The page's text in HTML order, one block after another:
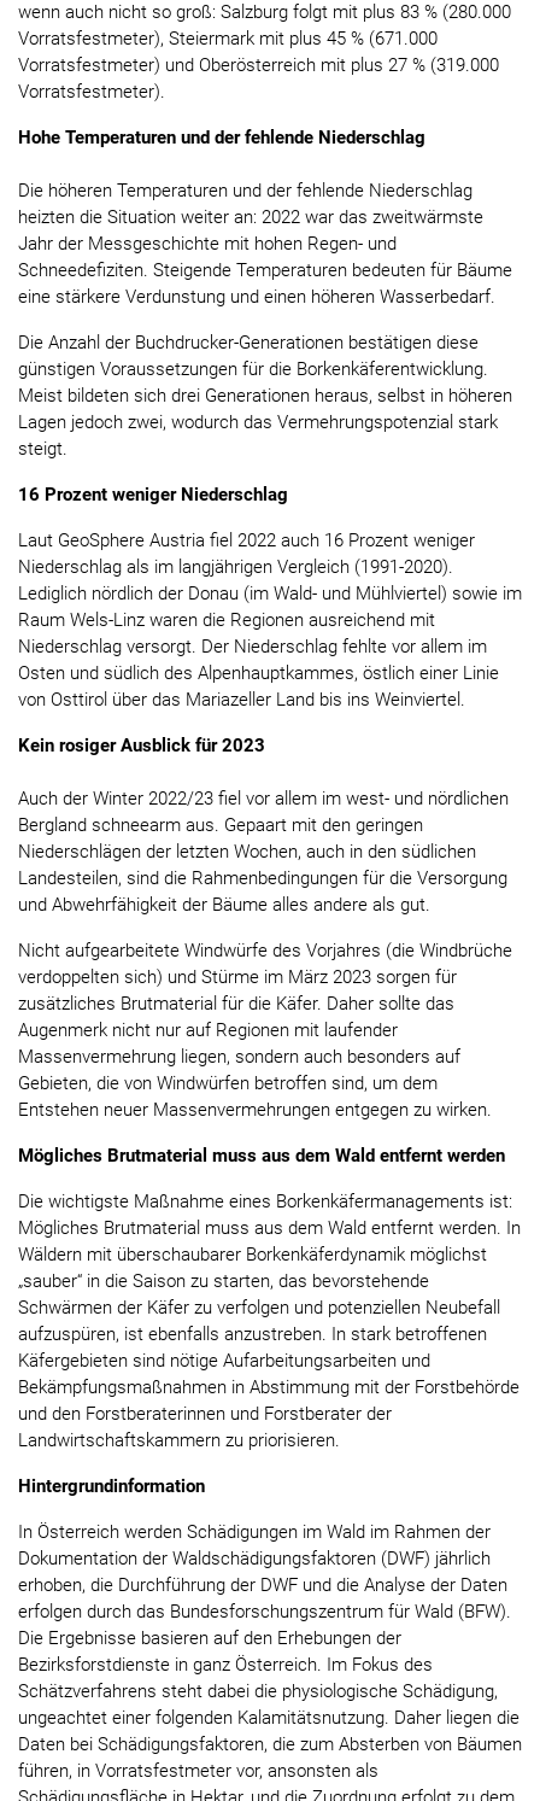
wenn auch nicht so groß: Salzburg folgt mit plus 83 % (280.000
Vorratsfestmeter), Steiermark mit plus 45 % (671.000
Vorratsfestmeter) und Oberösterreich mit plus 27 % (319.000
Vorratsfestmeter).
Hohe Temperaturen und der fehlende Niederschlag
Die höheren Temperaturen und der fehlende Niederschlag
heizten die Situation weiter an: 2022 war das zweitwärmste
Jahr der Messgeschichte mit hohen Regen- und
Schneedefiziten. Steigende Temperaturen bedeuten für Bäume
eine stärkere Verdunstung und einen höheren Wasserbedarf.
Die Anzahl der Buchdrucker-Generationen bestätigen diese
günstigen Voraussetzungen für die Borkenkäferentwicklung.
Meist bildeten sich drei Generationen heraus, selbst in höheren
Lagen jedoch zwei, wodurch das Vermehrungspotenzial stark
steigt.
16 Prozent weniger Niederschlag
Laut GeoSphere Austria fiel 2022 auch 16 Prozent weniger
Niederschlag als im langjährigen Vergleich (1991-2020).
Lediglich nördlich der Donau (im Wald- und Mühlviertel) sowie im
Raum Wels-Linz waren die Regionen ausreichend mit
Niederschlag versorgt. Der Niederschlag fehlte vor allem im
Osten und südlich des Alpenhauptkammes, östlich einer Linie
von Osttirol über das Mariazeller Land bis ins Weinviertel.
Kein rosiger Ausblick für 2023
Auch der Winter 2022/23 fiel vor allem im west- und nördlichen
Bergland schneearm aus. Gepaart mit den geringen
Niederschlägen der letzten Wochen, auch in den südlichen
Landesteilen, sind die Rahmenbedingungen für die Versorgung
und Abwehrfähigkeit der Bäume alles andere als gut.
Nicht aufgearbeitete Windwürfe des Vorjahres (die Windbrüche
verdoppelten sich) und Stürme im März 2023 sorgen für
zusätzliches Brutmaterial für die Käfer. Daher sollte das
Augenmerk nicht nur auf Regionen mit laufender
Massenvermehrung liegen, sondern auch besonders auf
Gebieten, die von Windwürfen betroffen sind, um dem
Entstehen neuer Massenvermehrungen entgegen zu wirken.
Mögliches Brutmaterial muss aus dem Wald entfernt werden
Die wichtigste Maßnahme eines Borkenkäfermanagements ist:
Mögliches Brutmaterial muss aus dem Wald entfernt werden. In
Wäldern mit überschaubarer Borkenkäferdynamik möglichst
„sauber“ in die Saison zu starten, das bevorstehende
Schwärmen der Käfer zu verfolgen und potenziellen Neubefall
aufzuspüren, ist ebenfalls anzustreben. In stark betroffenen
Käfergebieten sind nötige Aufarbeitungsarbeiten und
Bekämpfungsmaßnahmen in Abstimmung mit der Forstbehörde
und den Forstberaterinnen und Forstberater der
Landwirtschaftskammern zu priorisieren.
Hintergrundinformation
In Österreich werden Schädigungen im Wald im Rahmen der
Dokumentation der Waldschädigungsfaktoren (DWF) jährlich
erhoben, die Durchführung der DWF und die Analyse der Daten
erfolgen durch das Bundesforschungszentrum für Wald (BFW).
Die Ergebnisse basieren auf den Erhebungen der
Bezirksforstdienste in ganz Österreich. Im Fokus des
Schätzverfahrens steht dabei die physiologische Schädigung,
ungeachtet einer folgenden Kalamitätsnutzung. Daher liegen die
Daten bei Schädigungsfaktoren, die zum Absterben von Bäumen
führen, in Vorratsfestmeter vor, ansonsten als